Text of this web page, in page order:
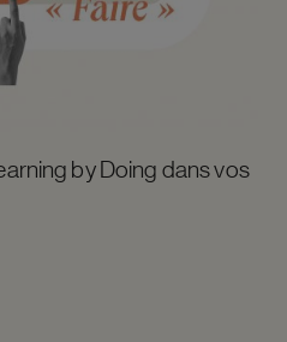
by Doing dans vos